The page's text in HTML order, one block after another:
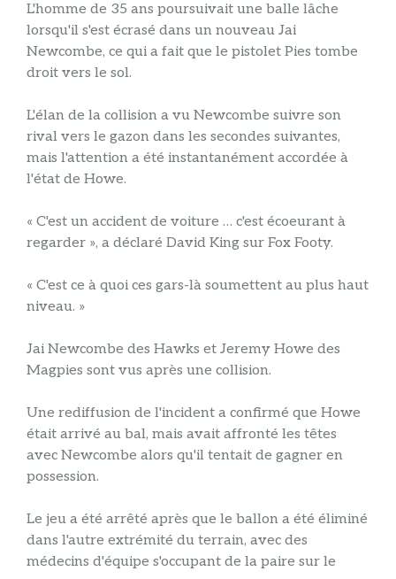
L'homme de 35 ans poursuivait une balle lâche
lorsqu'il s'est écrasé dans un nouveau Jai
Newcombe, ce qui a fait que le pistolet Pies tombe
droit vers le sol.
L'élan de la collision a vu Newcombe suivre son
rival vers le gazon dans les secondes suivantes,
mais l'attention a été instantanément accordée à
l'état de Howe.
« C'est un accident de voiture … c'est écoeurant à
regarder », a déclaré David King sur Fox Footy.
« C'est ce à quoi ces gars-là soumettent au plus haut
niveau. »
Jai Newcombe des Hawks et Jeremy Howe des
Magpies sont vus après une collision.
Une rediffusion de l'incident a confirmé que Howe
était arrivé au bal, mais avait affronté les têtes
avec Newcombe alors qu'il tentait de gagner en
possession.
Le jeu a été arrêté après que le ballon a été éliminé
dans l'autre extrémité du terrain, avec des
médecins d'équipe s'occupant de la paire sur le